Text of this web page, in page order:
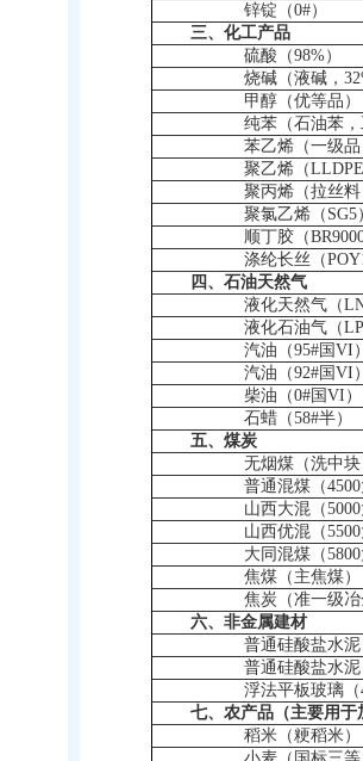
锌锭（0#）
三、化工产品
硫酸（98%）
烧碱（液碱，
甲醇（优等品）
纯苯（石油苯
苯乙烯（一级
聚乙烯（LLDPE
聚丙烯（拉丝
聚氯乙烯（ SG5
顺丁胶（
涤纶长丝（
四、石油天然气
液化天然气（
液化石油气（
汽油（95# 国 VI
汽油（92# 国 VI
柴油（0# 国 VI ）
石蜡（58#半）
五、煤炭
无烟煤（洗中
普通混煤（4500
山西大混（5000
山西优混（5500
大同混煤（5800
焦煤（主焦煤）
焦炭（准一级
六、非金属建材
普通硅酸盐水
普通硅酸盐水
浮法平板玻璃（
七、农产品（主要用于
稻米（粳稻米）